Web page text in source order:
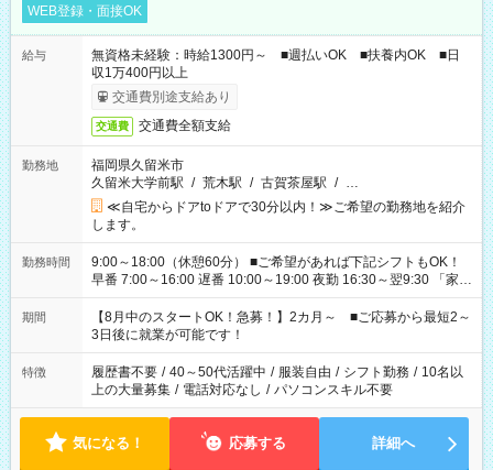
WEB登録・面接OK
給与
無資格未経験：時給1300円～ ■週払いOK ■扶養内OK ■日
収1万400円以上
交通費別途支給あり
交通費 交通費全額支給
勤務地
福岡県久留米市
久留米大学前駅 / 荒木駅 / 古賀茶屋駅 / …
≪自宅からドアtoドアで30分以内！≫ご希望の勤務地を紹介
します。
勤務時間
9:00～18:00（休憩60分） ■ご希望があれば下記シフトもOK！
早番 7:00～16:00 遅番 10:00～19:00 夜勤 16:30～翌9:30 「家族
と休みを合わせたい」 「余裕を持って夕飯の準備がしたい」
「できれば残業はしたくない」 など、ご希望を教えてください
ね。 ※Wワーク希望の方へ 今ご覧のお仕事で希望する勤務時間
と、もう1つのお仕事の勤務時間。 合計で週40時間を超える場
合は応募できません。
期間
【8月中のスタートOK！急募！】2カ月～ ■ご応募から最短2～
3日後に就業が可能です！
特徴 履歴書不要 / 40～50代活躍中 / 服装自由 / シフト勤務 / 10名以
上の大量募集 / 電話対応なし / パソコンスキル不要
気になる！ 応募する 詳細へ